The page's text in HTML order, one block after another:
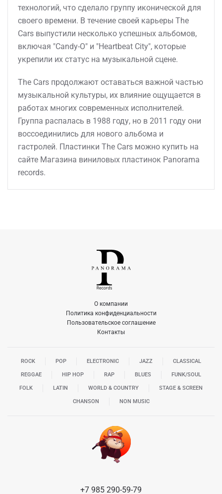
технологий, что сделало группу иконической для
своего времени. В течение своей карьеры The
Cars выпустили несколько успешных альбомов,
включая "Candy-O" и "Heartbeat City", которые
укрепили их статус на музыкальной сцене.
The Cars продолжают оставаться важной частью
музыкальной культуры, их влияние ощущается в
работах многих современных исполнителей.
Группа распалась в 1988 году, но в 2011 году они
воссоединились для нового альбома и
гастролей. Пластинки The Cars можно купить на
сайте Магазина виниловых пластинок Panorama
records.
О компании
Политика конфиденциальности
Пользовательское соглашение
Контакты
ROCK POP ELECTRONIC JAZZ CLASSICAL
REGGAE HIP HOP RAP BLUES FUNK/SOUL
FOLK LATIN WORLD & COUNTRY STAGE & SCREEN
CHANSON NON MUSIC
+7 985 290-59-79